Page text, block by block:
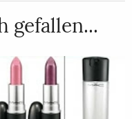
gefallen...